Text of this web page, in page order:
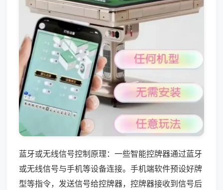
蓝牙或无线信号控制原理：一些智能控牌器通过蓝牙
或无线信号与手机等设备连接。手机端软件预设好牌
型等指令，发送信号给控牌器，控牌器接收到信号后